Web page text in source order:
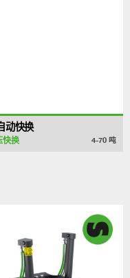
动快换
快换 4-70 吨